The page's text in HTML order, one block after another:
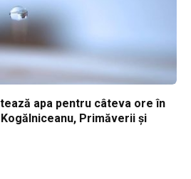
apa pentru câteva ore în
Primăverii și